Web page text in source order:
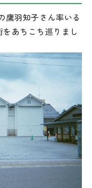
鷹羽知子さん率いる
あちこち巡りまし